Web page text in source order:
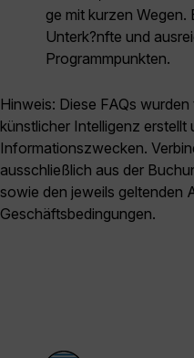
ge mit kurzen Wegen.
Unterk?nfte und
Programmpunkten.
Hinweis: Diese FAQs
künstlicher Intelligenz erstellt
Informationszwecken.
ausschließlich aus der
sowie den jeweils geltenden
Geschäftsbedingungen.